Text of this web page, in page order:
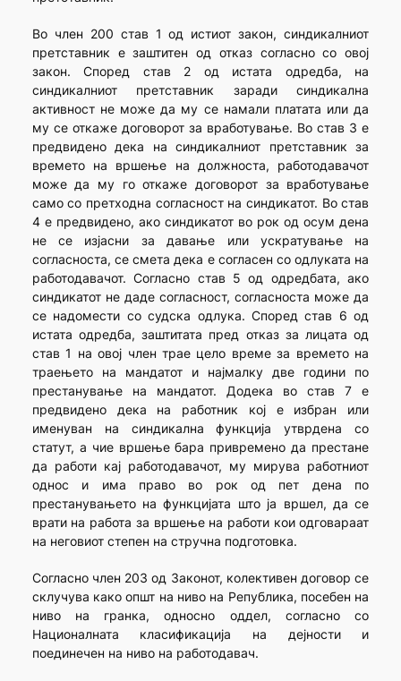
Во член 200 став 1 од истиот закон, синдикалниот
претставник е заштитен од отказ согласно со овој
закон. Според став 2 од истата одредба, на
синдикалниот претставник заради синдикална
активност не може да му се намали платата или да
му се откаже договорот за вработување. Во став 3 е
предвидено дека на синдикалниот претставник за
времето на вршење на должноста, работодавачот
може да му го откаже договорот за вработување
само со претходна согласност на синдикатот. Во став
4 е предвидено, ако синдикатот во рок од осум дена
не се изјасни за давање или ускратување на
согласноста, се смета дека е согласен со одлуката на
работодавачот. Согласно став 5 од одредбата, ако
синдикатот не даде согласност, согласноста може да
се надомести со судска одлука. Според став 6 од
истата одредба, заштитата пред отказ за лицата од
став 1 на овој член трае цело време за времето на
траењето на мандатот и најмалку две години по
престанување на мандатот. Додека во став 7 е
предвидено дека на работник кој е избран или
именуван на синдикална функција утврдена со
статут, а чие вршење бара привремено да престане
да работи кај работодавачот, му мирува работниот
однос и има право во рок од пет дена по
престанувањето на функцијата што ја вршел, да се
врати на работа за вршење на работи кои одговараат
на неговиот степен на стручна подготовка.
Согласно член 203 од Законот, колективен договор се
склучува како општ на ниво на Република, посебен на
ниво на гранка, односно оддел, согласно со
Националната класификација на дејности и
поединечен на ниво на работодавач.